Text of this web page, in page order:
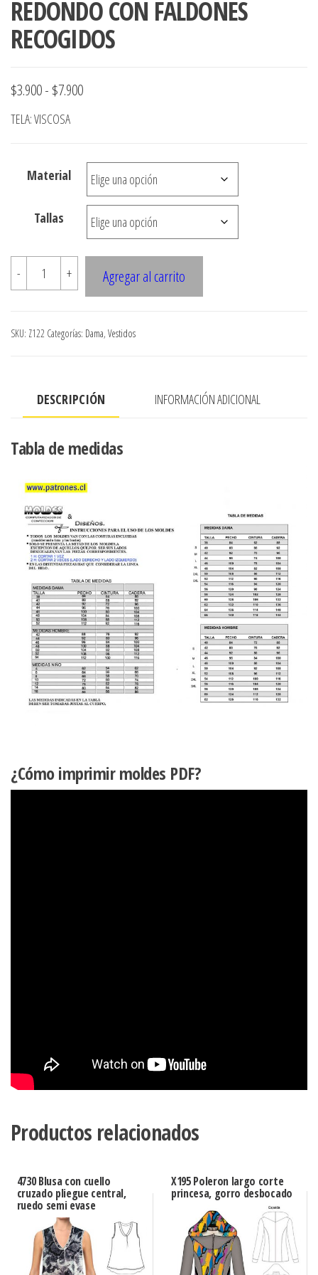
REDONDO CON FALDONES
RECOGIDOS
$3.900- $7.900Rango
desde
$3.900
hasta
$7.900
TELA: VISCOSA
Material
Tallas
-
Z122
VESTIDO
REDONDO
cantidad
+ Agregar al carrito
SKU: Z122 Categorías: Dama, Vestidos
DESCRIPCIÓN INFORMACIÓN ADICIONAL
Tabla de medidas
¿Cómo imprimir moldes PDF?
Productos relacionados
4730 Blusa con cuello
cruzado pliegue central,
ruedo semi evase
X195 Poleron largo corte
princesa, gorro desbocado